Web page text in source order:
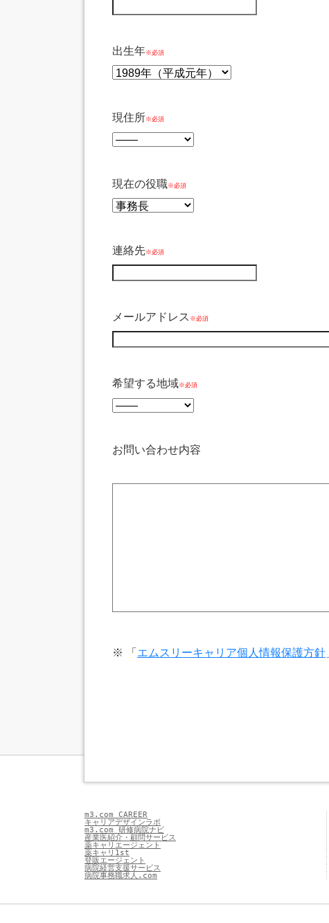
出生年※必須
現住所※必須
現在の役職※必須
連絡先※必須
メールアドレス ※必須
希望する地域※必須
お問い合わせ内容
※ 「 エムスリーキャリア個人情報保護方針
m3.com CAREER
キャリアデザインラボ
m3.com 研修病院ナビ
産業医紹介・顧問サービス
薬キャリエージェント
薬キャリ1st
登販エージェント
病院経営支援サービス
病院事務職求人.com